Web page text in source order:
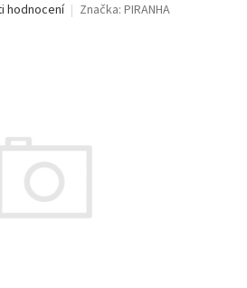
hodnocení Značka: PIRANHA